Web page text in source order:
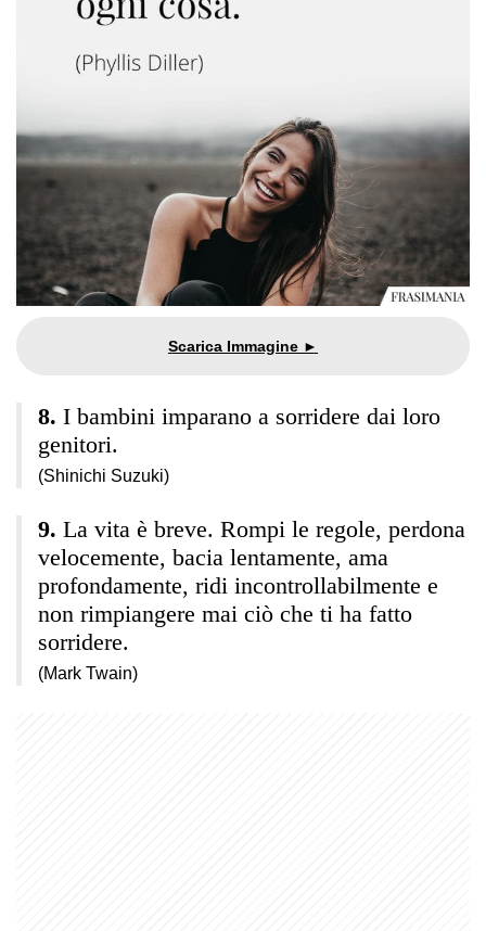
I bambini imparano a sorridere dai loro
genitori.
(Shinichi Suzuki)
La vita è breve. Rompi le regole, perdona
velocemente, bacia lentamente, ama
profondamente, ridi incontrollabilmente e
non rimpiangere mai ciò che ti ha fatto
sorridere.
(Mark Twain)